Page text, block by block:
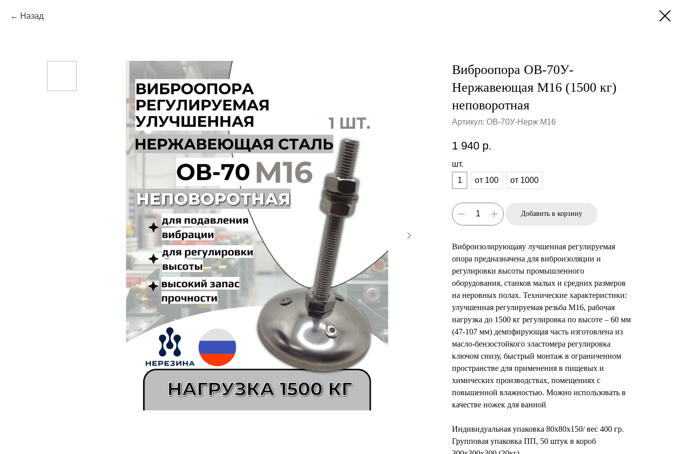
Назад
Виброопора ОВ-70У-
Нержавеющая М16 (1500 кг)
неповоротная
Артикул: ОВ-70У-Нерж М16
1 940 р.
шт.
1
от 100 от 1000
Добавить в корзину
Виброизолирующаяу лучшенная регулируемая
опора предназначена для виброизоляции и
регулировки высоты промышленного
оборудования, станков малых и средних размеров
на неровных полах. Технические характеристики:
улучшенная регулируемая резьба М16, рабочая
нагрузка до 1500 кг регулировка по высоте – 60 мм
(47-107 мм) демпфирующая часть изготовлена из
масло-бензостойкого эластомера регулировка
ключом снизу, быстрый монтаж в ограниченном
пространстве для применения в пищевых и
химических производствах, помещениях с
повышенной влажностью. Можно использовать в
качестве ножек для ванной
Индивидуальная упаковка 80х80х150/ вес 400 гр.
Групповая упаковка ПП, 50 штук в короб